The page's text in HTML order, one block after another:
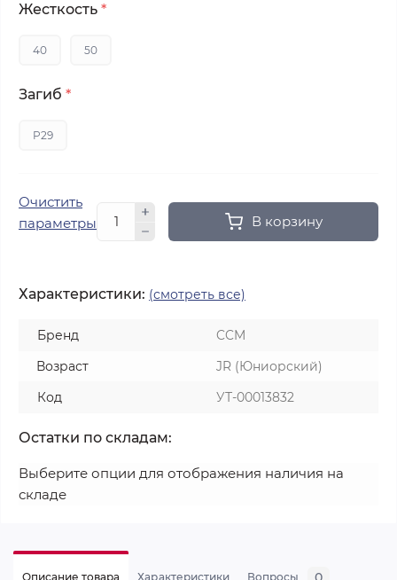
Жесткость *
40 50
Загиб *
P29
Очистить
параметры
В корзину
Характеристики: (смотреть все)
Бренд
CCM
Возраст
JR (Юниорский)
Код
УТ-00013832
Остатки по складам:
Выберите опции для отображения наличия на
складе
Описание товара Характеристики Вопросы